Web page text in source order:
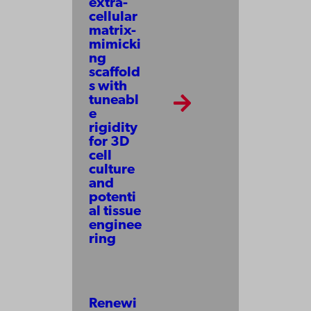
extra­
cellular
matrix-
mimicki
ng
scaffold
s with
tuneabl
e
rigidity
for 3D
cell
culture
and
potenti
al tissue
enginee
ring
Renewi